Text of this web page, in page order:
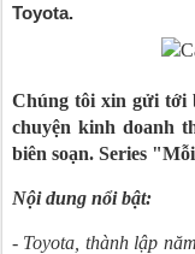
Toyota.
Chúng tôi xin gửi tới
chuyện kinh doanh
biên soạn. Series
Nội dung nổi bật:
- Toyota, thành lập